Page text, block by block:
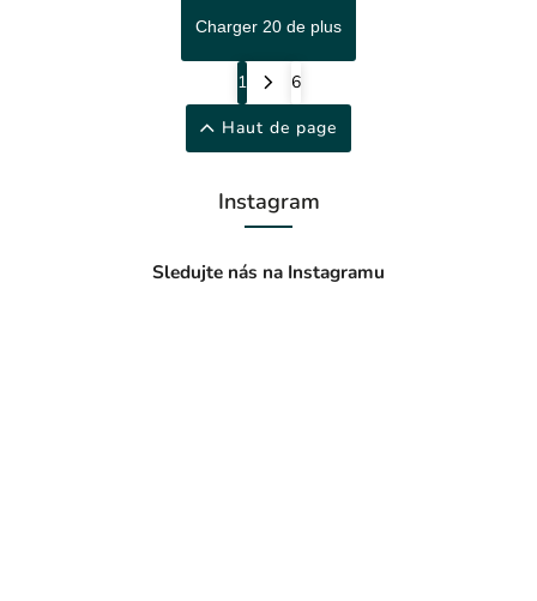
Charger 20 de plus
1
6
Haut de page
Instagram
Sledujte nás na Instagramu